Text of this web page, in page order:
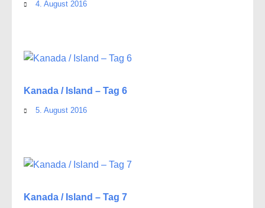
4. August 2016
Kanada / Island – Tag 6
5. August 2016
Kanada / Island – Tag 7